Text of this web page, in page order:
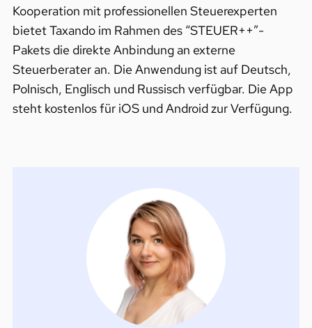
Kooperation mit professionellen Steuerexperten
bietet Taxando im Rahmen des “STEUER++”-
Pakets die direkte Anbindung an externe
Steuerberater an. Die Anwendung ist auf Deutsch,
Polnisch, Englisch und Russisch verfügbar. Die App
steht kostenlos für iOS und Android zur Verfügung.